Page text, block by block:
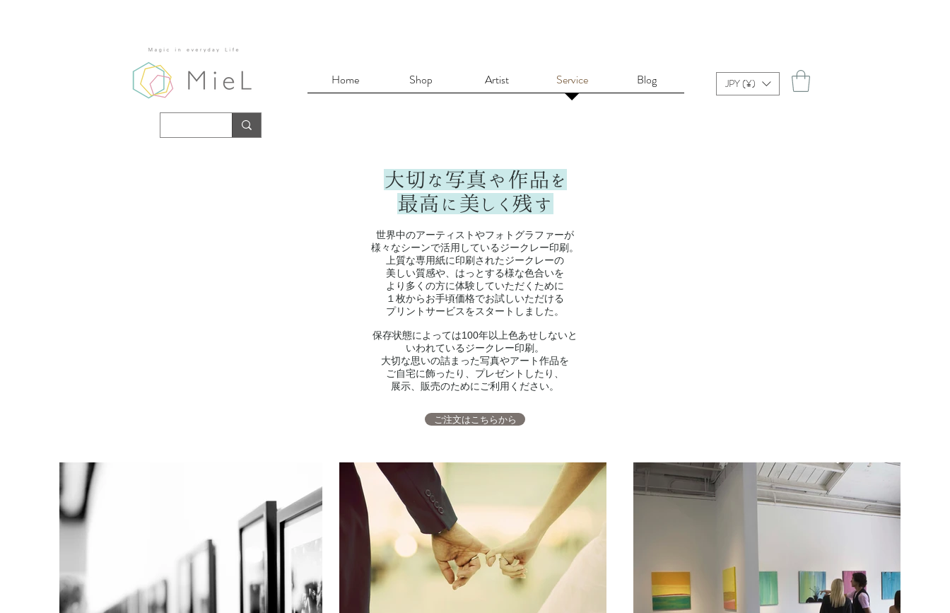
Home Shop Artist Service Blog JPY (¥)
大切な写真や作品を
最高に美しく残す
世界中のアーティストやフォトグラファーが
様々なシーンで活用しているジークレー印刷。
上質な専用紙に印刷されたジークレーの
美しい質感や、はっとする様な色合いを
より多くの方に体験していただくために
１枚からお手頃価格でお試しいただける
プリントサービスをスタートしました。
保存状態によっては100年以上色あせしないと
いわれているジークレー印刷。
大切な思いの詰まった写真やアート作品を
ご自宅に飾ったり、プレゼントしたり、
展示、販売のためにご利用ください。
ご注文はこちらから